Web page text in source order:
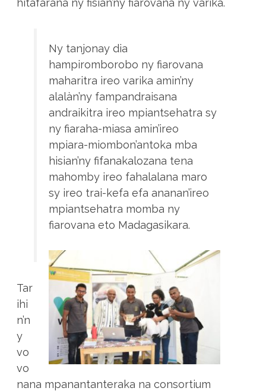
hitafarana ny fisian’ny fiarovana ny varika.
Ny tanjonay dia
hampiromborobo ny fiarovana
maharitra ireo varika amin’ny
alalàn’ny fampandraisana
andraikitra ireo mpiantsehatra sy
ny fiaraha-miasa amin’ireo
mpiara-miombon’antoka mba
hisian’ny fifanakalozana tena
mahomby ireo fahalalana maro
sy ireo trai-kefa efa ananan’ireo
mpiantsehatra momba ny
fiarovana eto Madagasikara.
Tar
ihi
n’n
y
vo
vo
nana mpanantanteraka na consortium